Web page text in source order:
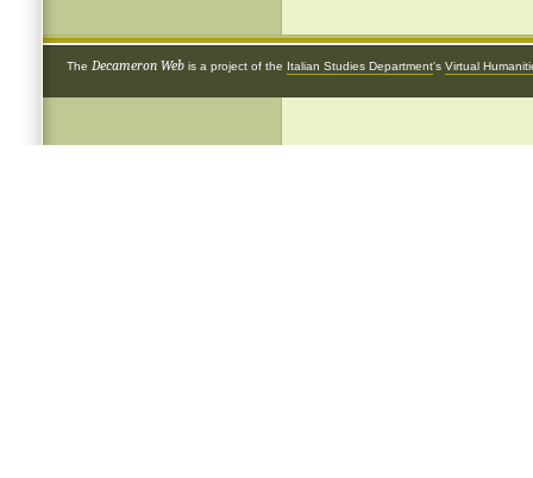
The Decameron Web is a project of the Italian Studies Department's Virtual